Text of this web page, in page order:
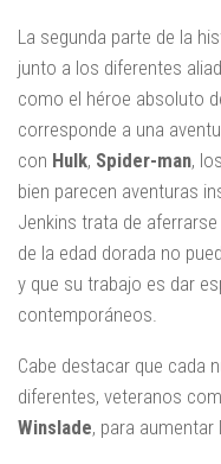
La segunda parte de la
junto a los diferentes
como el héroe absoluto
corresponde a una
con Hulk, Spider-man, los
bien parecen aventuras
Jenkins trata de
de la edad dorada no
y que su trabajo es dar
contemporáneos.
Cabe destacar que cada
diferentes, veteranos
Winslade, para aumentar